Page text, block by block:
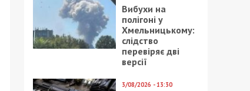
Вибухи на
полігоні у
Хмельницькому:
слідство
перевіряє дві
версії
3/08/2026 - 13:30